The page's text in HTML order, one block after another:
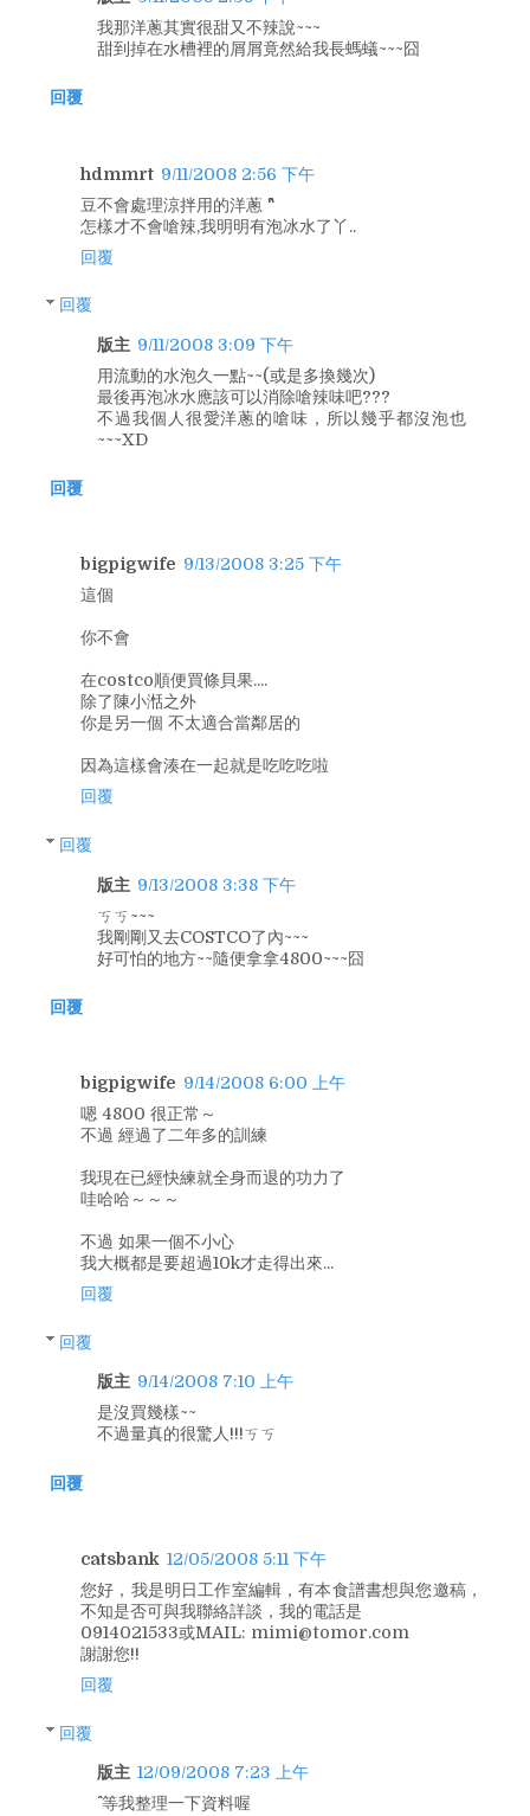
我那洋蔥其實很甜又不辣說~~~
甜到掉在水槽裡的屑屑竟然給我長螞蟻~~~囧
回覆
hdmmrt 9/11/2008 2:56 下午
豆不會處理涼拌用的洋蔥 ^^"
怎樣才不會嗆辣,我明明有泡冰水了丫..
回覆
回覆
版主 9/11/2008 3:09 下午
用流動的水泡久一點~~(或是多換幾次)
最後再泡冰水應該可以消除嗆辣味吧???
不過我個人很愛洋蔥的嗆味，所以幾乎都沒泡也
~~~XD
回覆
bigpigwife 9/13/2008 3:25 下午
這個
你不會
在costco順便買條貝果....
除了陳小湉之外
你是另一個 不太適合當鄰居的
因為這樣會湊在一起就是吃吃吃啦
回覆
回覆
版主 9/13/2008 3:38 下午
ㄎㄎ~~~
我剛剛又去COSTCO了內~~~
好可怕的地方~~隨便拿拿4800~~~囧
回覆
bigpigwife 9/14/2008 6:00 上午
嗯 4800 很正常～
不過 經過了二年多的訓練
我現在已經快練就全身而退的功力了
哇哈哈～～～
不過 如果一個不小心
我大概都是要超過10k才走得出來...
回覆
回覆
版主 9/14/2008 7:10 上午
是沒買幾樣~~
不過量真的很驚人!!!ㄎㄎ
回覆
catsbank 12/05/2008 5:11 下午
您好，我是明日工作室編輯，有本食譜書想與您邀稿，
不知是否可與我聯絡詳談，我的電話是
0914021533或MAIL: mimi@tomor.com
謝謝您!!
回覆
回覆
版主 12/09/2008 7:23 上午
^^ 等我整理一下資料喔